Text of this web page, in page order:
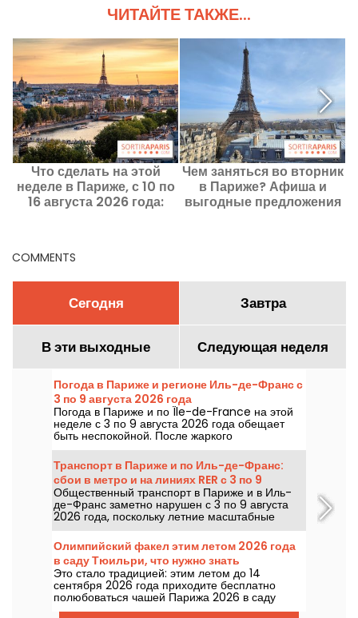
ЧИТАЙТЕ ТАКЖЕ...
Что сделать на этой
неделе в Париже, с 10 по
16 августа 2026 года:
Чем заняться во вторник
в Париже? Афиша и
выгодные предложения
COMMENTS
Сегодня Завтра
В эти выходные Следующая неделя
Погода в Париже и регионе Иль-де-Франс с
3 по 9 августа 2026 года
Погода в Париже и по Île-de-France на этой
неделе с 3 по 9 августа 2026 года обещает
быть неспокойной. После жаркого
понедельника с риском гроз температура
будет постепенно снижаться, а к выходным
вернется более жаркая и солнечная погода.
Транспорт в Париже и по Иль-де-Франс:
сбои в метро и на линиях RER с 3 по 9
августа 2026 года
Общественный транспорт в Париже и в Иль-
де-Франс заметно нарушен с 3 по 9 августа
2026 года, поскольку летние масштабные
работы сильно влияют на отдельные линии,
сообщает RATP и SNCF.
Олимпийский факел этим летом 2026 года
в саду Тюильри, что нужно знать
Это стало традицией: этим летом до 14
сентября 2026 года приходите бесплатно
полюбоваться чашей Парижа 2026 в саду
Тюильри.